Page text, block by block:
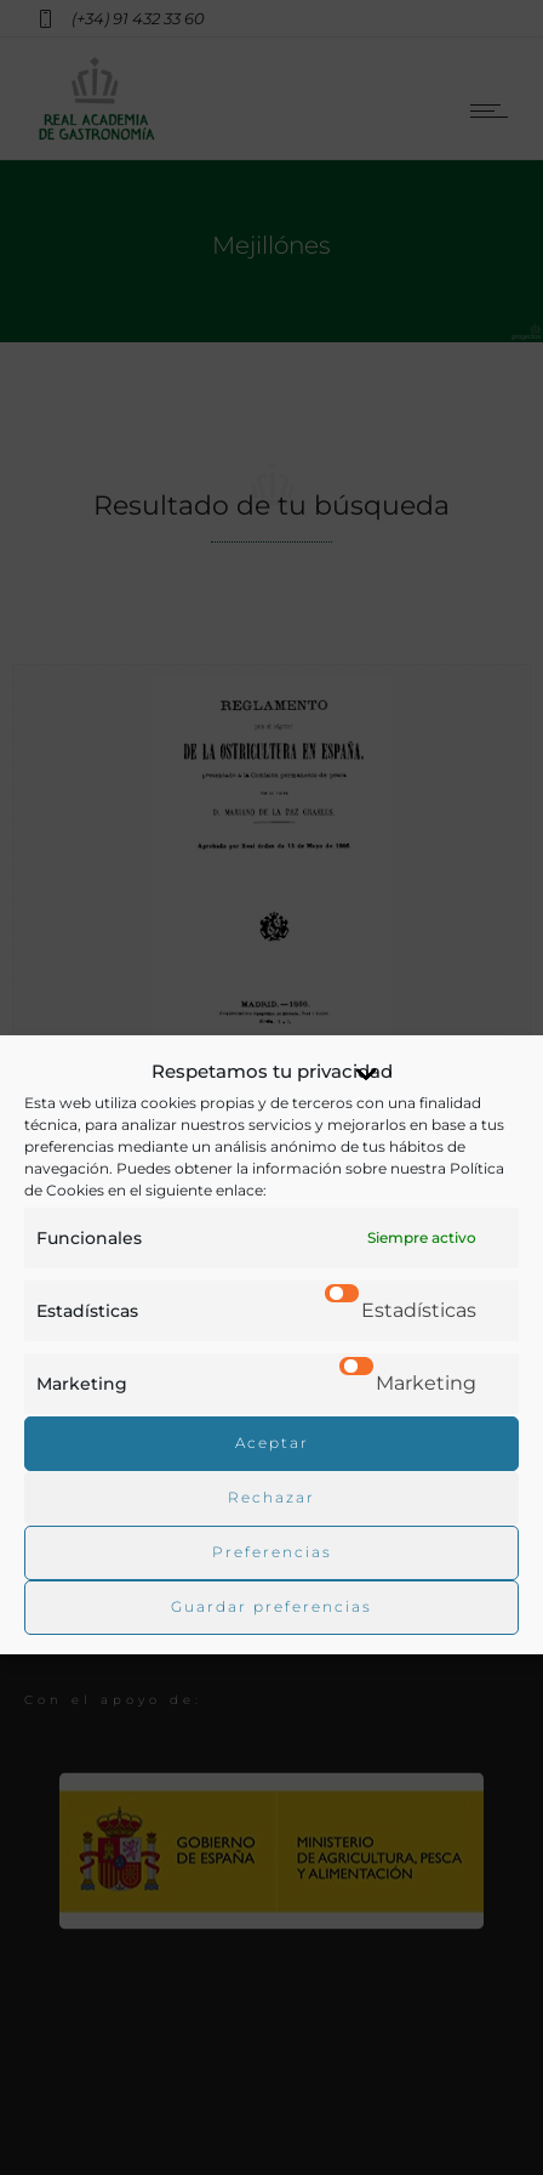
Respetamos tu privacidad
Esta web utiliza cookies propias y de terceros con una finalidad
técnica, para analizar nuestros servicios y mejorarlos en base a tus
preferencias mediante un análisis anónimo de tus hábitos de
navegación. Puedes obtener la información sobre nuestra Política
de Cookies en el siguiente enlace:
Funcionales Siempre activo
Estadísticas Estadísticas
Marketing Marketing
Aceptar
Rechazar
Preferencias
Guardar preferencias
(+34) 91 432 33 60
Mejillónes
Resultado de tu búsqueda
Reglamento para el régimen de la ostricultura en España
España Ministerio de Marina
[s.l.] (Madrid) - 1866
Real Academia de Gastronomía
Trabajamos para difundir y proteger la cultura
La RAG
Con el apoyo de: